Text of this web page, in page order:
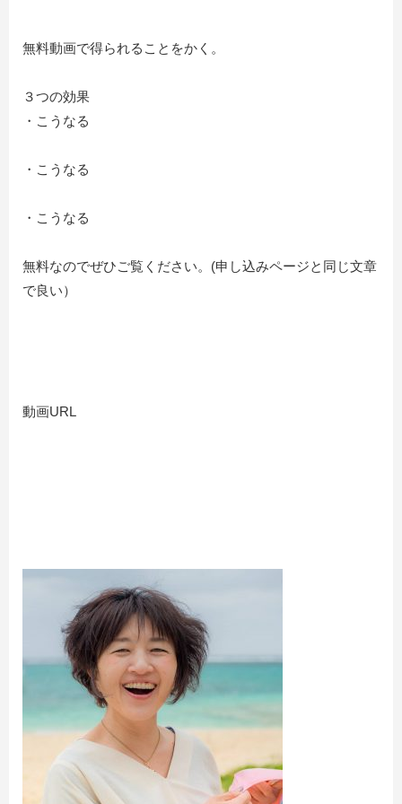
無料動画で得られることをかく。
３つの効果
・こうなる
・こうなる
・こうなる
無料なのでぜひご覧ください。(申し込みページと同じ文章
で良い）
動画URL